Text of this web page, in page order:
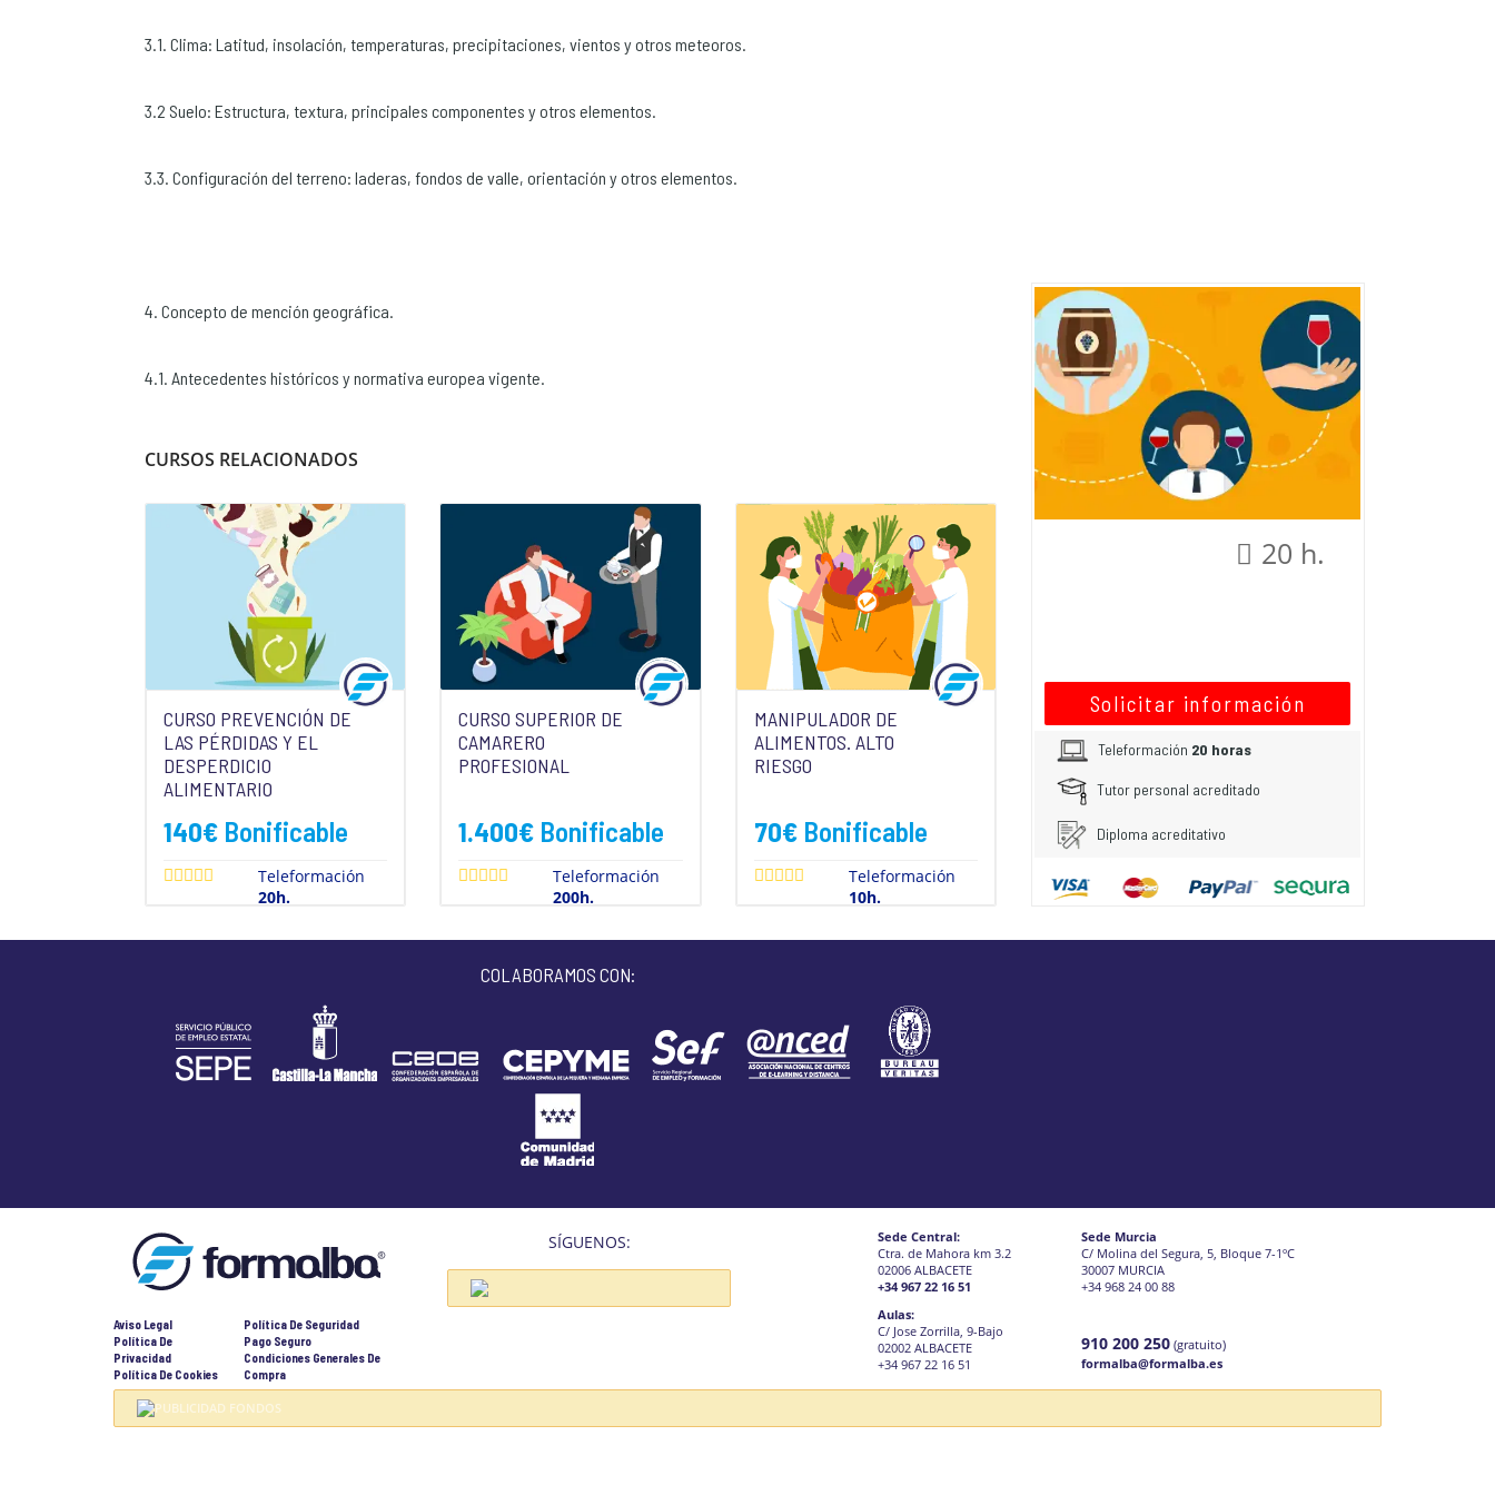
3.1. Clima: Latitud, insolación, temperaturas, precipitaciones, vientos y otros meteoros.
3.2 Suelo: Estructura, textura, principales componentes y otros elementos.
3.3. Configuración del terreno: laderas, fondos de valle, orientación y otros elementos.
4. Concepto de mención geográfica.
4.1. Antecedentes históricos y normativa europea vigente.
CURSOS RELACIONADOS
CURSO PREVENCIÓN DE
LAS PÉRDIDAS Y EL
DESPERDICIO
ALIMENTARIO
140€ Bonificable
Teleformación
20h.
CURSO SUPERIOR DE
CAMARERO
PROFESIONAL
1.400€ Bonificable
Teleformación
200h.
MANIPULADOR DE
ALIMENTOS. ALTO
RIESGO
70€ Bonificable
Teleformación
10h.
20 h.
Solicitar información
Teleformación 20 horas
Tutor personal acreditado
Diploma acreditativo
COLABORAMOS CON:
Aviso Legal
Política De
Privacidad
Política De Cookies
Política De Seguridad
Pago Seguro
Condiciones Generales De
Compra
SÍGUENOS:
Sede Central:
Ctra. de Mahora km 3.2
02006 ALBACETE
+34 967 22 16 51
Aulas:
C/ Jose Zorrilla, 9-Bajo
02002 ALBACETE
+34 967 22 16 51
Sede Murcia
C/ Molina del Segura, 5, Bloque 7-1ºC
30007 MURCIA
+34 968 24 00 88
910 200 250 (gratuito)
formalba@formalba.es